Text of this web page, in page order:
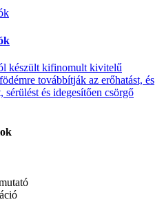
készült kifinomult kivitelű
továbbítják az erőhatást, és
és idegesítően csörgő